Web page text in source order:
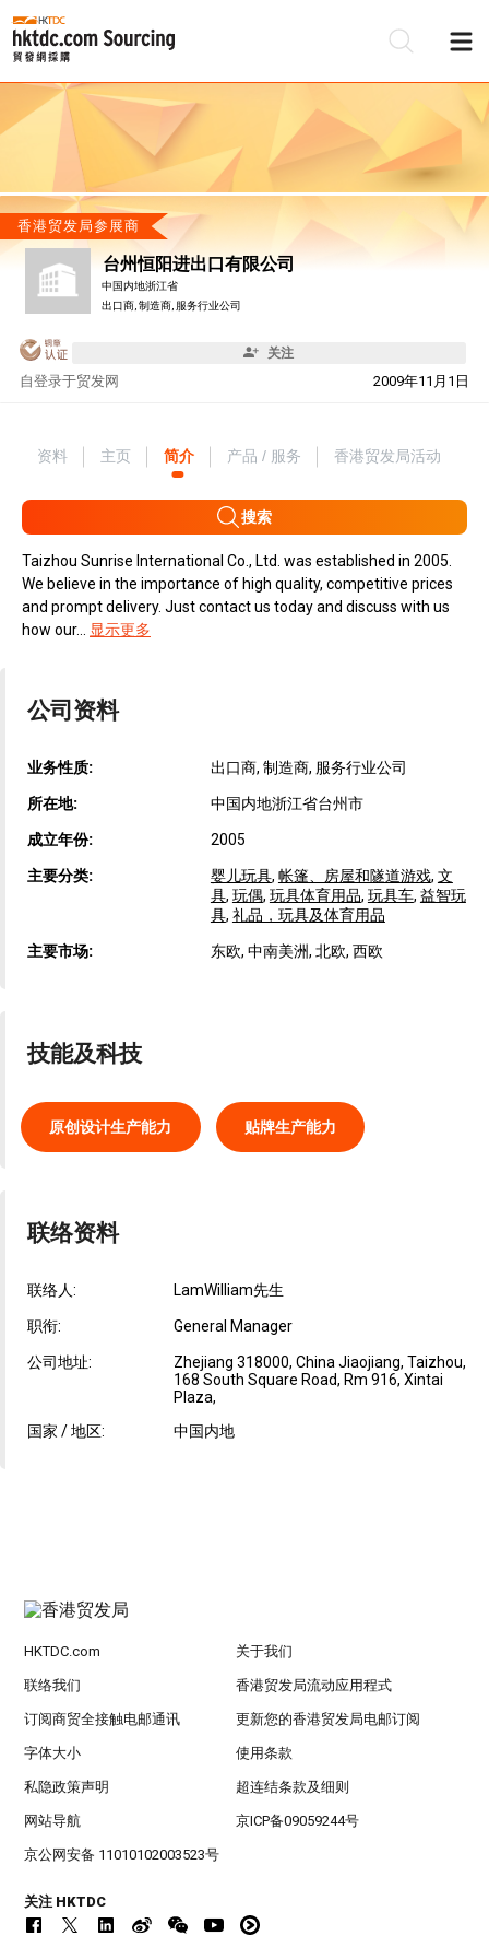
香港贸发局参展商
台州恒阳进出口有限公司
中国内地浙江省
出口商, 制造商, 服务行业公司
关注
自 2009年11月1日
登录于贸发网
资料 主页 简介 产品 / 服务 香港贸发局活动
搜索
Taizhou Sunrise International Co., Ltd. was established in 2005.
We believe in the importance of high quality, competitive prices
and prompt delivery. Just contact us today and discuss with us
how our...
显示更多
公司资料
业务性质: 出口商, 制造商, 服务行业公司
所在地: 中国内地浙江省台州市
成立年份: 2005
主要分类: 婴儿玩具, 帐篷、房屋和隧道游戏, 文
具, 玩偶, 玩具体育用品, 玩具车, 益智玩
具, 礼品，玩具及体育用品
主要市场: 东欧, 中南美洲, 北欧, 西欧
技能及科技
原创设计生产能力 贴牌生产能力
联络资料
联络人: LamWilliam先生
职衔: General Manager
公司地址:
Zhejiang 318000, China Jiaojiang, Taizhou,
168 South Square Road, Rm 916, Xintai
Plaza,
国家 / 地区:
中国内地
HKTDC.com 关于我们
联络我们 香港贸发局流动应用程式
订阅商贸全接触电邮通讯 更新您的香港贸发局电邮订阅
字体大小 使用条款
私隐政策声明 超连结条款及细则
网站导航 京ICP备09059244号
京公网安备 11010102003523号
关注 HKTDC